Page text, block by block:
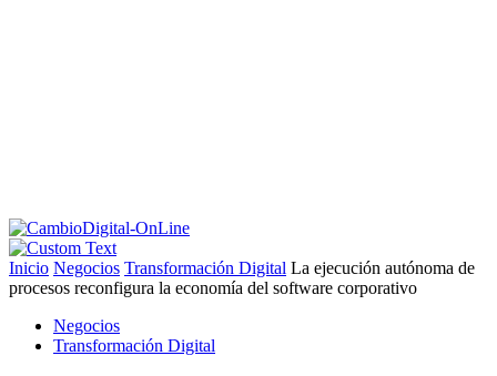
Inicio Negocios Transformación Digital La ejecución autónoma de
procesos reconfigura la economía del software corporativo
Negocios
Transformación Digital